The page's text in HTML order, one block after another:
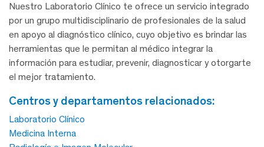
Nuestro Laboratorio Clínico te ofrece un servicio integrado
por un grupo multidisciplinario de profesionales de la salud
en apoyo al diagnóstico clínico, cuyo objetivo es brindar las
herramientas que le permitan al médico integrar la
información para estudiar, prevenir, diagnosticar y otorgarte
el mejor tratamiento.
centros y departamentos relacionados:
Laboratorio Clínico
Medicina Interna